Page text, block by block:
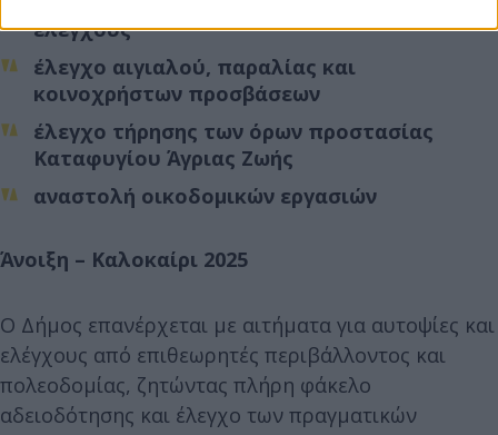
ελέγχους
έλεγχο αιγιαλού, παραλίας και
κοινοχρήστων προσβάσεων
έλεγχο τήρησης των όρων προστασίας
Καταφυγίου Άγριας Ζωής
αναστολή οικοδομικών εργασιών
Άνοιξη – Καλοκαίρι 2025
Ο Δήμος επανέρχεται με αιτήματα για αυτοψίες και
ελέγχους από επιθεωρητές περιβάλλοντος και
πολεοδομίας, ζητώντας πλήρη φάκελο
αδειοδότησης και έλεγχο των πραγματικών